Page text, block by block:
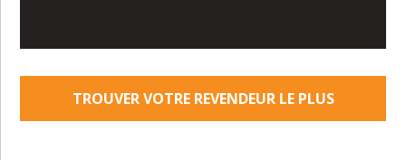
TROUVER VOTRE REVENDEUR LE PLUS